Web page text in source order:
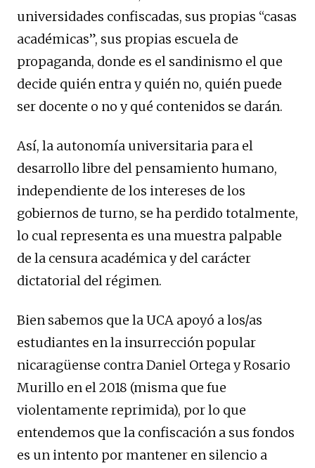
universidades confiscadas, sus propias “casas
académicas”, sus propias escuela de
propaganda, donde es el sandinismo el que
decide quién entra y quién no, quién puede
ser docente o no y qué contenidos se darán.
Así, la autonomía universitaria para el
desarrollo libre del pensamiento humano,
independiente de los intereses de los
gobiernos de turno, se ha perdido totalmente,
lo cual representa es una muestra palpable
de la censura académica y del carácter
dictatorial del régimen.
Bien sabemos que la UCA apoyó a los/as
estudiantes en la insurrección popular
nicaragüense contra Daniel Ortega y Rosario
Murillo en el 2018 (misma que fue
violentamente reprimida), por lo que
entendemos que la confiscación a sus fondos
es un intento por mantener en silencio a